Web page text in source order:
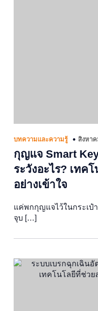
บทความและความรู้ สิงหาค
กุญแจ Smart
ระวังอะไร? เทค
อย่างเข้าใจ
แค่พกกุญแจไว้ในกระเป๋
จุบ […]